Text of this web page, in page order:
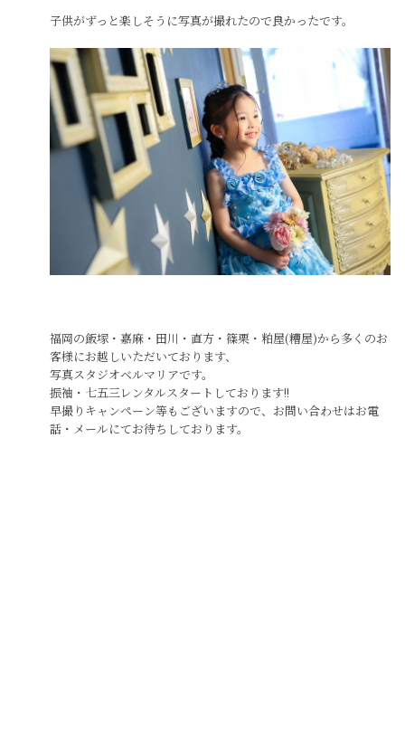
子供がずっと楽しそうに写真が撮れたので良かったです。
福岡の飯塚・嘉麻・田川・直方・篠栗・粕屋(糟屋)から多くのお
客様にお越しいただいております、
写真スタジオベルマリアです。
振袖・七五三レンタルスタートしております!!
早撮りキャンペーン等もございますので、お問い合わせはお電
話・メールにてお待ちしております。